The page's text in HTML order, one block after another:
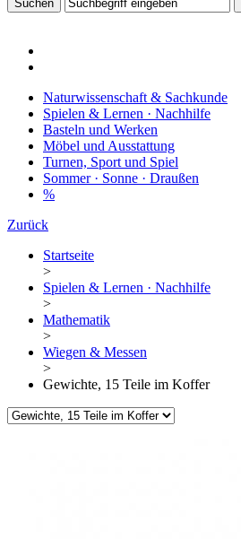
Naturwissenschaft & Sachkunde
Spielen & Lernen · Nachhilfe
Basteln und Werken
Möbel und Ausstattung
Turnen, Sport und Spiel
Sommer · Sonne · Draußen
%
Zurück
Startseite
>
Spielen & Lernen · Nachhilfe
>
Mathematik
>
Wiegen & Messen
>
Gewichte, 15 Teile im Koffer